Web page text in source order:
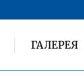
ГАЛЕРЕЯ